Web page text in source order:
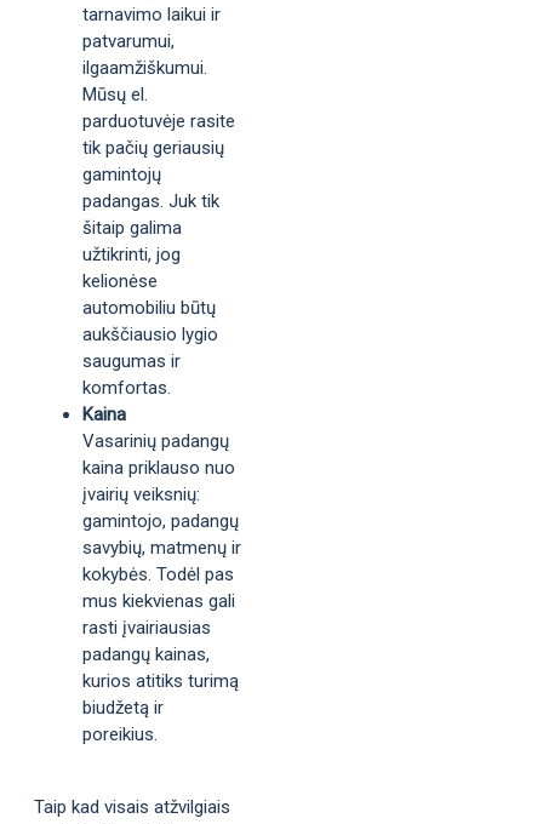
tarnavimo laikui ir
patvarumui,
ilgaamžiškumui.
Mūsų el.
parduotuvėje rasite
tik pačių geriausių
gamintojų
padangas. Juk tik
šitaip galima
užtikrinti, jog
kelionėse
automobiliu būtų
aukščiausio lygio
saugumas ir
komfortas.
Kaina
Vasarinių padangų
kaina priklauso nuo
įvairių veiksnių:
gamintojo, padangų
savybių, matmenų ir
kokybės. Todėl pas
mus kiekvienas gali
rasti įvairiausias
padangų kainas,
kurios atitiks turimą
biudžetą ir
poreikius.
Taip kad visais atžvilgiais